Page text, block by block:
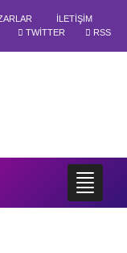
İLETIŞIM
TWITTER RSS